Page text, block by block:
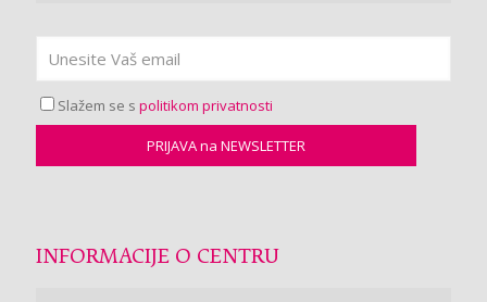
Slažem se s politikom privatnosti
INFORMACIJE O CENTRU